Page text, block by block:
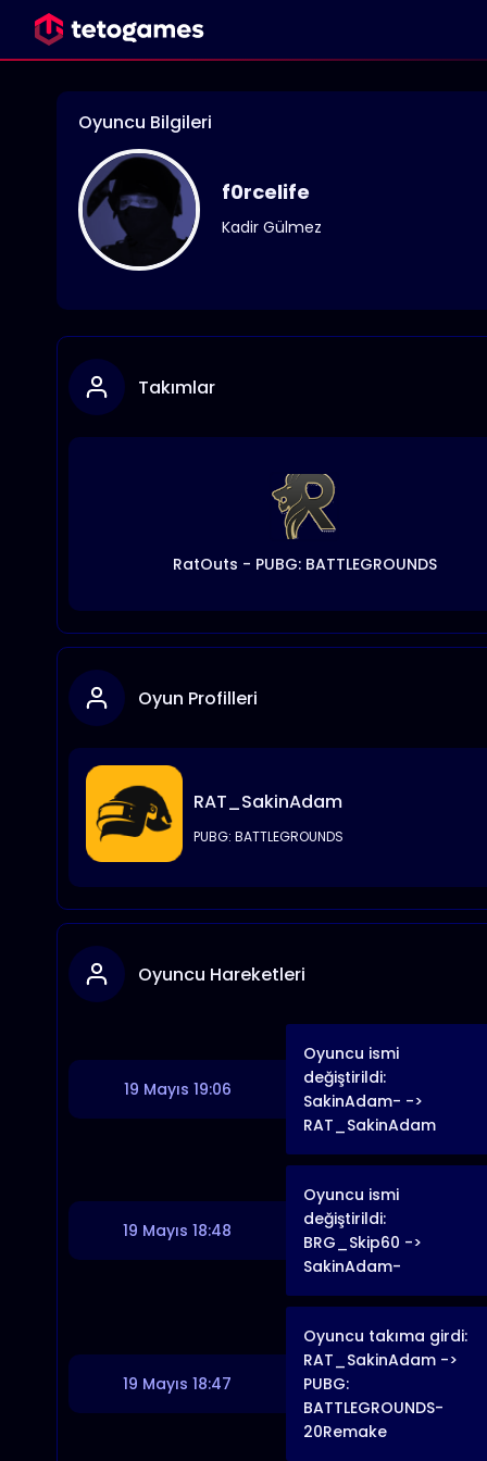
Oyuncu Bilgileri
f0rcelife
Kadir Gülmez
Takımlar
RatOuts - PUBG: BATTLEGROUNDS
Oyun Profilleri
RAT_SakinAdam
PUBG: BATTLEGROUNDS
Oyuncu Hareketleri
19 Mayıs 19:06
Oyuncu ismi
değiştirildi:
SakinAdam- ->
RAT_SakinAdam
19 Mayıs 18:48
Oyuncu ismi
değiştirildi:
BRG_Skip60 ->
SakinAdam-
19 Mayıs 18:47
Oyuncu takıma girdi:
RAT_SakinAdam ->
PUBG:
BATTLEGROUNDS-
20Remake